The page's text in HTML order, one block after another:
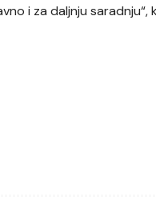
i za daljnju saradnju“,